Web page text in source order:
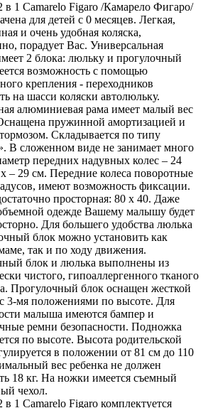
в 1 Camarelo Figaro /Камарело Фигаро/
для детей с 0 месяцев. Легкая,
и очень удобная коляска,
порадует Вас. Универсальная
2 блока: люльку и прогулочный
возможность с помощью
крепления - переходников
на шасси коляски автолюльку.
алюминиевая рама имеет малый вес
пружинной амортизацией и
Складывается по типу
В сложенном виде не занимает много
передних надувных колес – 24
– 29 см. Передние колеса поворотные
имеют возможность фиксации.
просторная: 80 x 40. Даже
одежде Вашему малышу будет
Для большего удобства люлька
блок можно установить как
так и по ходу движения.
блок и люлька выполнены из
чистого, гипоаллергенного тканого
Прогулочный блок оснащен жесткой
3-мя положениями по высоте. Для
малыша имеются бампер и
ремни безопасности. Подножка
по высоте. Высота родительской
в положении от 81 см до 110
вес ребенка не должен
18 кг. На ножки имеется съемный
чехол.
в 1 Camarelo Figaro комплектуется